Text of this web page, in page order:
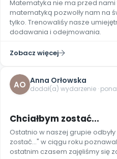
Pomoc
Promocje
Matematyka nie ma przed nami
matematyką pozwolły nam na
tylko. Trenowaliśy nasze
dodawania i odejmowania.
Zobacz więcej
AO Anna Orłowska
dodał(a) wydarzenie ·
Chciałbym zostać...
Ostatnio w naszej grupie
zostać..." w ciągu roku
ostatnim czasem zajęliśmy się